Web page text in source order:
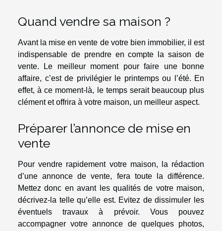
Quand vendre sa maison ?
Avant la mise en vente de votre bien immobilier, il est
indispensable de prendre en compte la saison de
vente. Le meilleur moment pour faire une bonne
affaire, c’est de privilégier le printemps ou l’été. En
effet, à ce moment-là, le temps serait beaucoup plus
clément et offrira à votre maison, un meilleur aspect.
Préparer l’annonce de mise en
vente
Pour vendre rapidement votre maison, la rédaction
d’une annonce de vente, fera toute la différence.
Mettez donc en avant les qualités de votre maison,
décrivez-la telle qu’elle est. Evitez de dissimuler les
éventuels travaux à prévoir. Vous pouvez
accompagner votre annonce de quelques photos,